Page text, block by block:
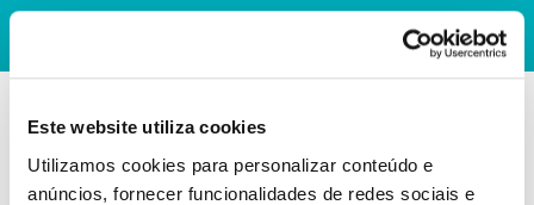
Este website utiliza cookies
Utilizamos cookies para personalizar conteúdo e
anúncios, fornecer funcionalidades de redes sociais e